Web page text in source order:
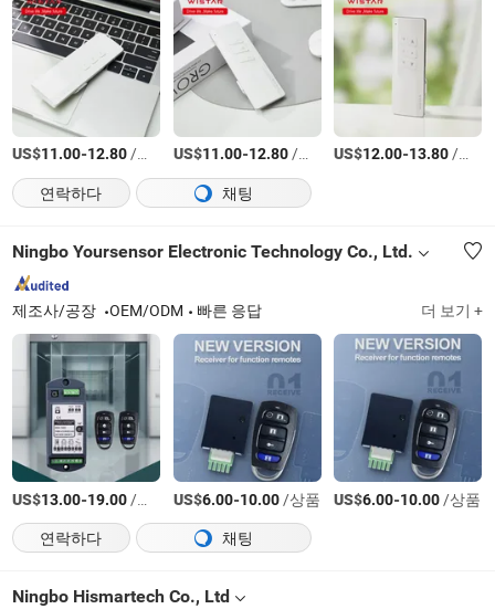
US$11.00-12.80/상품 US$11.00-12.80/상품 US$12.00-13.80/상품
연락하다
채팅
Ningbo Yoursensor Electronic Technology Co., Ltd.
제조사/공장 OEM/ODM 빠른 응답 더 보기 +
US$13.00-19.00/상품 US$6.00-10.00/상품 US$6.00-10.00/상품
연락하다
채팅
Ningbo Hismartech Co., Ltd